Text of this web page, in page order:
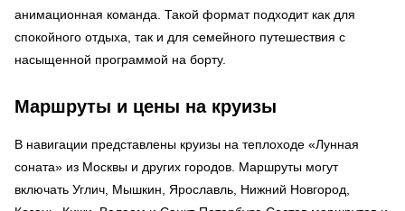
анимационная команда. Такой формат подходит как для
спокойного отдыха, так и для семейного путешествия с
насыщенной программой на борту.
Маршруты и цены на круизы
В навигации представлены круизы на теплоходе «Лунная
соната» из Москвы и других городов. Маршруты могут
включать Углич, Мышкин, Ярославль, Нижний Новгород,